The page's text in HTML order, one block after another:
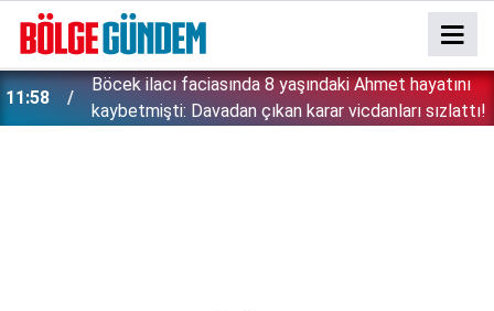
11:58
Böcek ilacı faciasında 8 yaşındaki Ahmet hayatını
kaybetmişti: Davadan çıkan karar vicdanları sızlattı!